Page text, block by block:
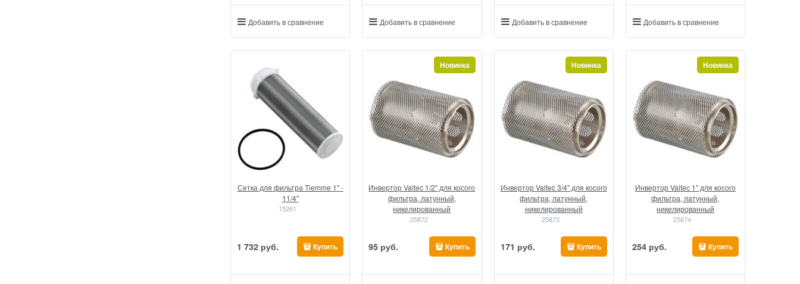
Добавить в сравнение Добавить в сравнение Добавить в сравнение Добавить в сравнение
Сетка для фильтра Tiemme 1" -
11/4"
15261
1 732 руб. Купить
Инвертор Valtec 1/2" для косого
фильтра, латунный,
никелированный
25872
Новинка
95 руб. Купить
Инвертор Valtec 3/4" для косого
фильтра, латунный,
никелированный
25873
Новинка
171 руб. Купить
Инвертор Valtec 1" для косого
фильтра, латунный,
никелированный
25874
Новинка
254 руб. Купить